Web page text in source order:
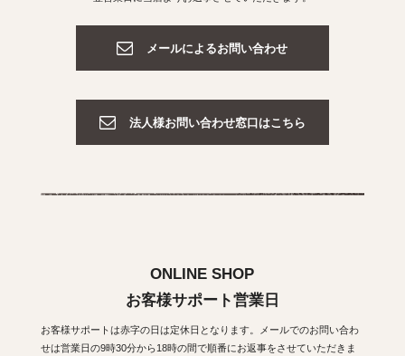
メールによるお問い合わせ
法人様お問い合わせ窓口はこちら
ONLINE SHOP
お客様サポート営業日
お客様サポートは赤字の日は定休日となります。メールでのお問い合わ
せは営業日の9時30分から18時の間で順番にお返事をさせていただきま